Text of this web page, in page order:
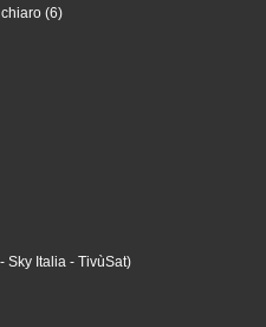
(6)
- Sky Italia - TivùSat)